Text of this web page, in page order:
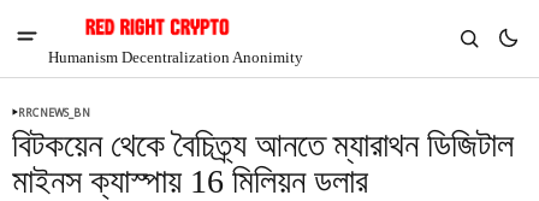
Humanism Decentralization Anonimity
RRCNEWS_BN
বিটকয়েন থেকে বৈচিত্র্য আনতে ম্যারাথন ডিজিটাল
মাইনস ক্যাস্পায় 16 মিলিয়ন ডলার